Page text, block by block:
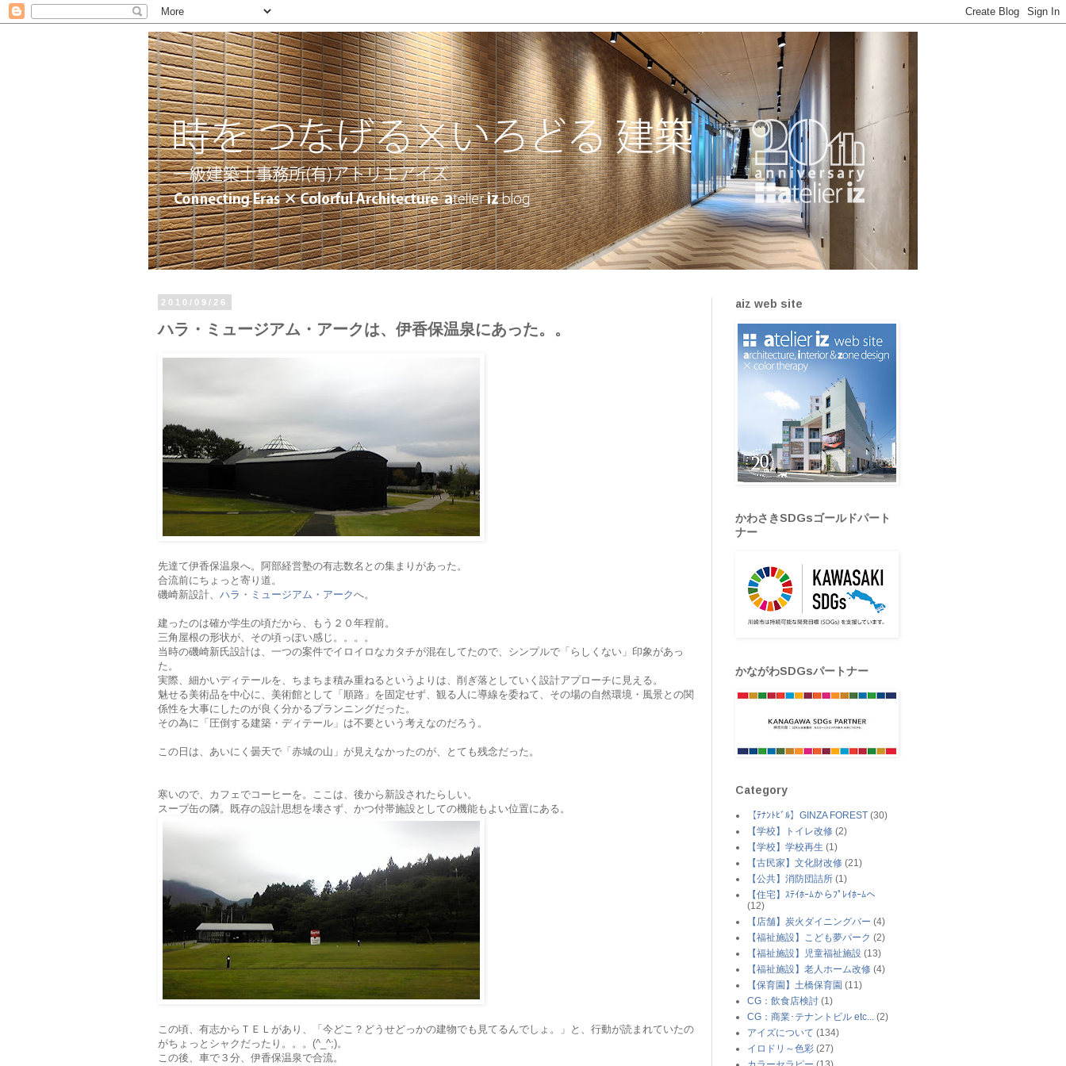
2010/09/26
ハラ・ミュージアム・アークは、伊香保温泉にあった。。
先達て伊香保温泉へ。阿部経営塾の有志数名との集まりがあった。
合流前にちょっと寄り道。
磯崎新設計、 ハラ・ミュージアム・アークへ。
建ったのは確か学生の頃だから、もう２０年程前。
三角屋根の形状が、その頃っぽい感じ。。。。
当時の磯崎新氏設計は、一つの案件でイロイロなカタチが混在してたので、シンプルで「らしくない」印象があっ
た。
実際、細かいディテールを、ちまちま積み重ねるというよりは、削ぎ落としていく設計アプローチに見える。
魅せる美術品を中心に、美術館として「順路」を固定せず、観る人に導線を委ねて、その場の自然環境・風景との関
係性を大事にしたのが良く分かるプランニングだった。
その為に「圧倒する建築・ディテール」は不要という考えなのだろう。
この日は、あいにく曇天で「赤城の山」が見えなかったのが、とても残念だった。
寒いので、カフェでコーヒーを。ここは、後から新設されたらしい。
スープ缶の隣。既存の設計思想を壊さず、かつ付帯施設としての機能もよい位置にある。
この頃、有志からＴＥＬがあり、「今どこ？どうせどっかの建物でも見てるんでしょ。」と、行動が読まれていたの
がちょっとシャクだったり。。。(^_^;)。
この後、車で３分、伊香保温泉で合流。
aiz web site
かわさきSDGsゴールドパート
ナー
かながわSDGsパートナー
Category
【ﾃﾅﾝﾄﾋﾞﾙ】GINZA FOREST (30)
【学校】トイレ改修 (2)
【学校】学校再生 (1)
【古民家】文化財改修 (21)
【公共】消防団詰所 (1)
【住宅】ｽﾃｲﾎｰﾑからﾌﾟﾚｲﾎｰﾑへ
(12)
【店舗】炭火ダイニングバー (4)
【福祉施設】こども夢パーク (2)
【福祉施設】児童福祉施設 (13)
【福祉施設】老人ホーム改修 (4)
【保育園】土橋保育園 (11)
CG：飲食店検討 (1)
CG：商業･テナントビル etc... (2)
アイズについて (134)
イロドリ～色彩 (27)